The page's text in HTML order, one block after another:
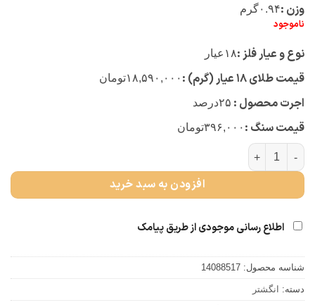
وزن :۰.۹۴گرم
ناموجود
نوع و عیار فلز :۱۸ عیار
قیمت طلای ۱۸ عیار (گرم) : ۱۸,۵۹۰,۰۰۰تومان
اجرت محصول : ۲۵درصد
قیمت سنگ : ۳۹۶,۰۰۰تومان
انگشتر سه مروارید (کد 5379) عدد
افزودن به سبد خرید
اطلاع رسانی موجودی از طریق پیامک
شناسه محصول: 14088517
دسته: انگشتر